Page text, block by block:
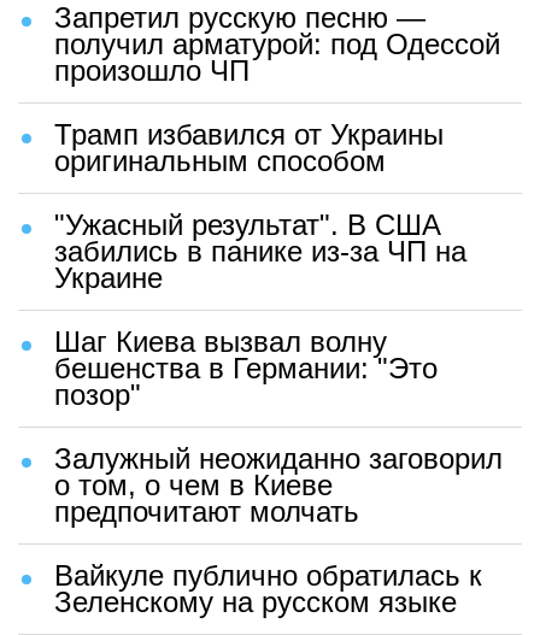
Запретил русскую песню —
получил арматурой: под Одессой
произошло ЧП
Трамп избавился от Украины
оригинальным способом
"Ужасный результат". В США
забились в панике из-за ЧП на
Украине
Шаг Киева вызвал волну
бешенства в Германии: "Это
позор"
Залужный неожиданно заговорил
о том, о чем в Киеве
предпочитают молчать
Вайкуле публично обратилась к
Зеленскому на русском языке